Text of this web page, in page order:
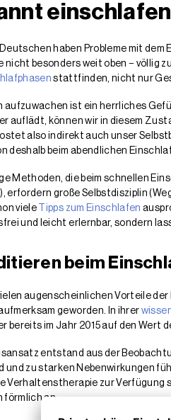
Deutschen haben Probleme mit
besonders weit oben − völlig
stattfinden, nicht nur
aufzuwachen ist ein herrliches
auflädt, können wir in diesem
also indirekt auch unser
deshalb beim abendlichen
Methoden, die beim schnellen
erfordern große Selbstdisziplin
viele
Tipps zum Einschlafen
und leicht erlernbar, sondern
beim
augenscheinlichen Vorteile
geworden. In ihrer
bereits im Jahr 2015 auf den
entstand aus der
und zu starken Nebenwirkungen
Verhaltenstherapie zur Verfügung
an.